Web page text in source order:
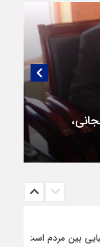
بین مردم است